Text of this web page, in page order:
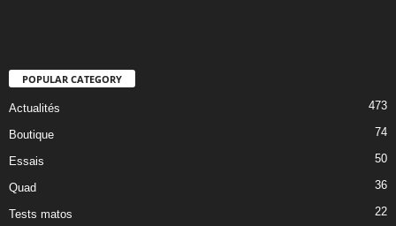
POPULAR CATEGORY
Actualités 473
Boutique 74
Essais 50
Quad 36
Tests matos 22